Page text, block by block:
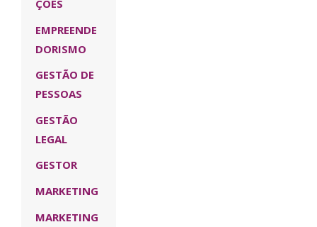
ÇÕES
EMPREENDE
DORISMO
GESTÃO DE
PESSOAS
GESTÃO
LEGAL
GESTOR
MARKETING
MARKETING